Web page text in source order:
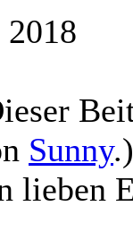
Sunny.)
lieben